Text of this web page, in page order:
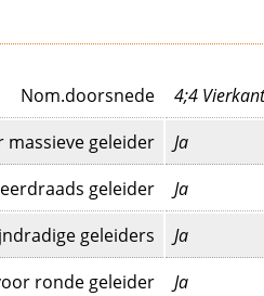
Nom.doorsnede
4;4
massieve geleider
Ja
geleider
Ja
geleiders
Ja
ronde geleider
Ja